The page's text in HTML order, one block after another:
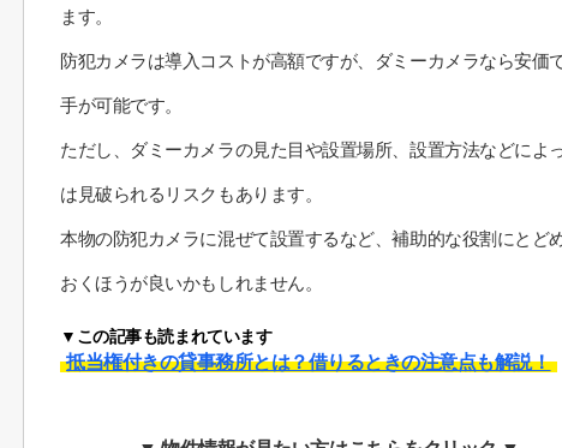
ます。
防犯カメラは導入コストが高額ですが、ダミーカメラなら安価
手が可能です。
ただし、ダミーカメラの見た目や設置場所、設置方法などによ
は見破られるリスクもあります。
本物の防犯カメラに混ぜて設置するなど、補助的な役割にとど
おくほうが良いかもしれません。
▼この記事も読まれています
抵当権付きの貸事務所とは？借りるときの注意点も解説！